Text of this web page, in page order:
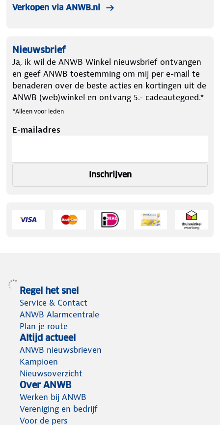
Verkopen via ANWB.nl
Nieuwsbrief
Ja, ik wil de ANWB Winkel nieuwsbrief ontvangen
en geef ANWB toestemming om mij per e-mail te
benaderen over de beste acties en kortingen uit de
ANWB (web)winkel en ontvang 5.- cadeautegoed.*
*Alleen voor leden
E-mailadres
Inschrijven
Regel het snel
Service & Contact
ANWB Alarmcentrale
Plan je route
Altijd actueel
ANWB nieuwsbrieven
Kampioen
Nieuwsoverzicht
Over ANWB
Werken bij ANWB
Vereniging en bedrijf
Voor de pers